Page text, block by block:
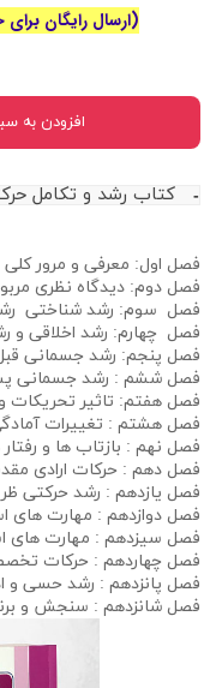
(ارسال رایگان برای خرید
افزودن به
کتاب رشد و تکامل
فصل اول: معرفی و مرور
فصل دوم: دیدگاه نظری
فصل سوم: رشد شناختی رشد
فصل چهارم: رشد اخلاقی و
فصل پنجم: رشد جسمانی قبل
فصل ششم : رشد جسمانی
فصل هفتم: تاثیر تحریکات
فصل هشتم : تغییرات
فصل نهم : بازتاب ها و
فصل دهم : حرکات ارادی
فصل یازدهم : رشد حرکتی
فصل دوازدهم : مهارت های
فصل سیزدهم : مهارت های
فصل چهاردهم : حرکات
فصل پانزدهم : رشد حسی و
فصل شانزدهم : سنجش و